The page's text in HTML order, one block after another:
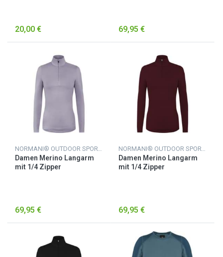
20,00 € 69,95 €
NORMANI® OUTDOOR SPORTS
Damen Merino Langarm
mit 1/4 Zipper
69,95 €
NORMANI® OUTDOOR SPORTS
Damen Merino Langarm
mit 1/4 Zipper
69,95 €